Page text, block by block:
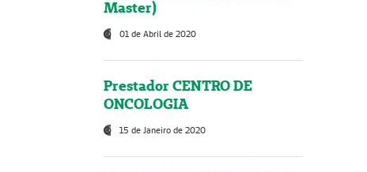
Master)
01 de Abril de 2020
Prestador CENTRO DE
ONCOLOGIA
15 de Janeiro de 2020